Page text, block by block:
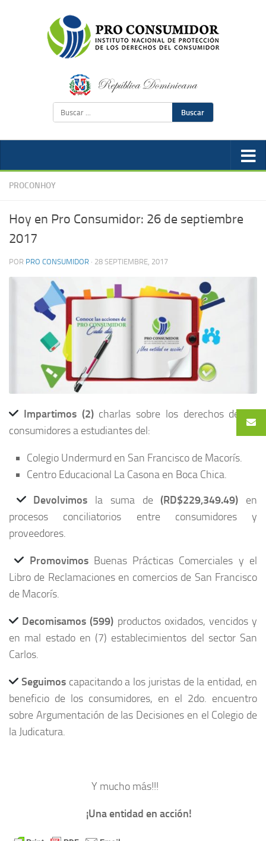
Buscar
PROCONHOY
Hoy en Pro Consumidor: 26 de septiembre
2017
POR PRO CONSUMIDOR · 28 SEPTIEMBRE, 2017
Impartimos (2)charlas sobre los derechos de los
consumidores a estudiantes del:
Colegio Undermurd en San Francisco de Macorís.
Centro Educacional La Casona en Boca Chica.
Devolvimos la suma de(RD$229,349.49) en
procesos conciliatorios entre consumidores y
proveedores.
PromovimosBuenas Prácticas Comerciales y el
Libro de Reclamaciones en comercios de San Francisco
de Macorís.
Decomisamos (599) productos oxidados, vencidos y
en mal estado en (7) establecimientos del sector San
Carlos.
Seguimos capacitando a los juristas de la entidad, en
beneficio de los consumidores, en el 2do. encuentro
sobre Argumentación de las Decisiones en el Colegio de
la Judicatura.
Y mucho más!!!
¡Una entidad en acción!